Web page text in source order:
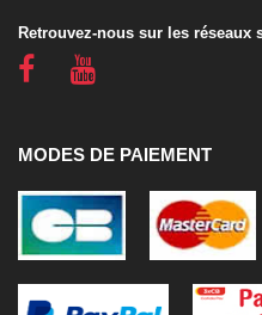
Retrouvez-nous sur les réseaux
MODES DE PAIEMENT